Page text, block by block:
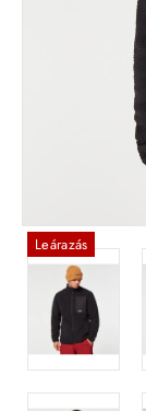
Leárazás